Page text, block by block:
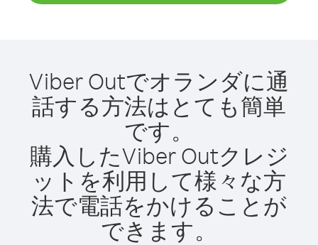
Viber Outでオランダに通
話する方法はとても簡単
です。
購入したViber Outクレジ
ットを利用して様々な方
法で電話をかけることが
できます。